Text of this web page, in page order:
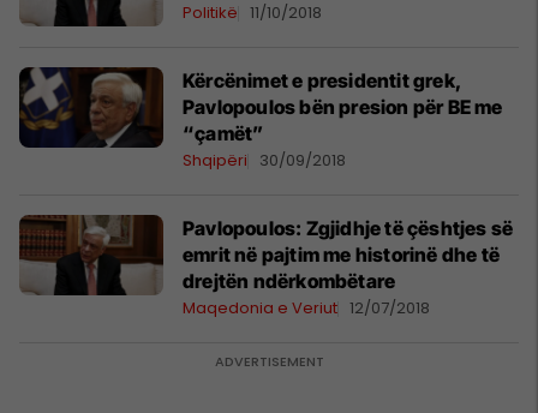
Politikë 11/10/2018
Kërcënimet e presidentit grek,
Pavlopoulos bën presion për BE me
“çamët”
Shqipëri 30/09/2018
Pavlopoulos: Zgjidhje të çështjes së
emrit në pajtim me historinë dhe të
drejtën ndërkombëtare
Maqedonia e Veriut 12/07/2018